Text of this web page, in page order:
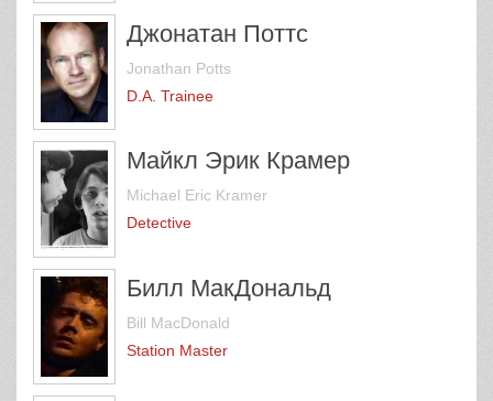
Джонатан Поттс
Jonathan Potts
D.A. Trainee
Майкл Эрик Крамер
Michael Eric Kramer
Detective
Билл МакДональд
Bill MacDonald
Station Master